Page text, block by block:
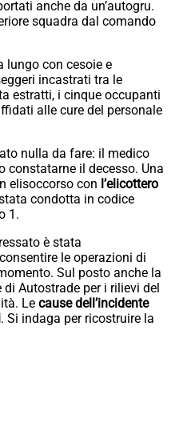
anche da un’autogru.
squadra dal comando
lungo con cesoie e
incastrati tra le
estratti, i cinque occupanti
alle cure del personale
nulla da fare: il medico
constatarne il decesso. Una
elisoccorso con l’elicottero
condotta in codice
1.
è stata
le operazioni di
Sul posto anche la
Autostrade per i rilievi del
Le cause dell’incidente
. Si indaga per ricostruire la